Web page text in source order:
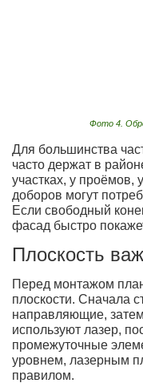
Фото 4.
Для большинства
часто держат в
участках, у проёмов,
доборов могут
Если свободный
фасад быстро
Плоскость
Перед монтажом
плоскости. Сначала
направляющие,
используют лазер,
промежуточные
уровнем, лазерным
правилом.